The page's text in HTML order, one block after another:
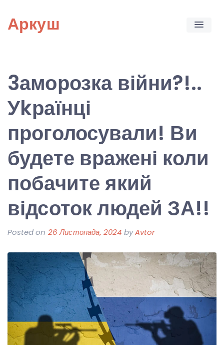
content
Аркуш
3аморозка війни?!..
Уkраїнці
проголосували! Ви
будете вражені коли
побачите який
відсоток людей ЗА!!
Posted on 26 Листопада, 2024 byAvtor